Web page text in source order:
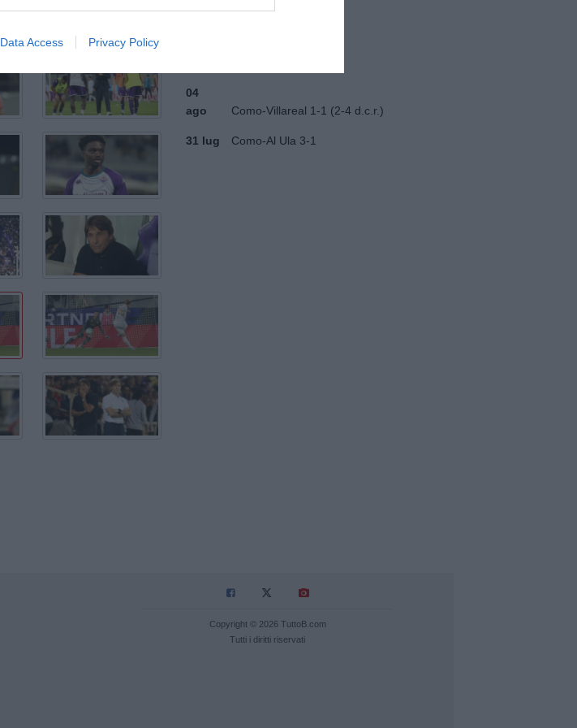
Data Access Privacy Policy
ago
Juventus-Nizza 2-0
04
ago
Como-Villareal 1-1 (2-4 d.c.r.)
31 lug Como-Al Ula 3-1
Copyright © 2026 TuttoB.com
Tutti i diritti riservati